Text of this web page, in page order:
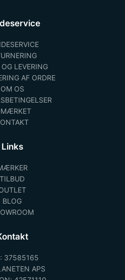
LEVERING
AF ORDRE
OM OS
Links
TILBUD
BLOG
37585165
APS